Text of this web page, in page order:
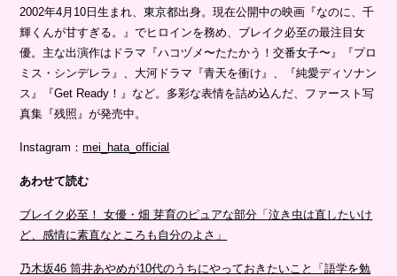
2002年4月10日生まれ、東京都出身。現在公開中の映画『なのに、千
輝くんが甘すぎる。』でヒロインを務め、ブレイク必至の最注目女
優。主な出演作はドラマ『ハコヅメ〜たたかう！交番女子〜』『プロ
ミス・シンデレラ』、大河ドラマ『青天を衝け』、『純愛ディソナン
ス』『Get Ready！』など。多彩な表情を詰め込んだ、ファースト写
真集『残照』が発売中。
Instagram：mei_hata_official
あわせて読む
ブレイク必至！ 女優・畑 芽育のピュアな部分「泣き虫は直したいけ
ど、感情に素直なところも自分のよさ」
乃木坂46 筒井あやめが10代のうちにやっておきたいこと「語学を勉